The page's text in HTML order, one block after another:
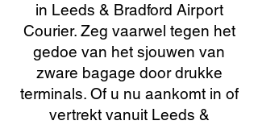
in Leeds & Bradford Airport
Courier. Zeg vaarwel tegen het
gedoe van het sjouwen van
zware bagage door drukke
terminals. Of u nu aankomt in of
vertrekt vanuit Leeds &